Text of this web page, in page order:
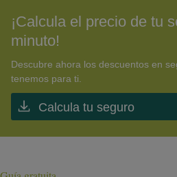
¡Calcula el precio de tu
minuto!
Descubre ahora los descuentos en
tenemos para ti.
Calcula tu seguro